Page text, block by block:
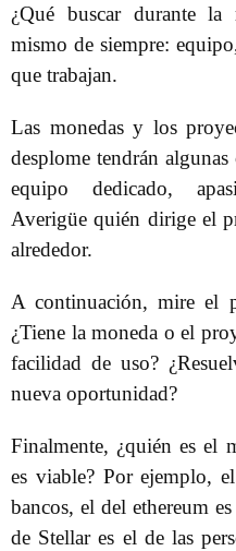
¿Qué buscar durante
mismo de siempre:
que trabajan.
Las monedas y los
desplome tendrán
equipo dedicado,
Averigüe quién dirige el
alrededor.
A continuación, mire el
¿Tiene la moneda o el
facilidad de uso?
nueva oportunidad?
Finalmente, ¿quién es el
es viable? Por ejemplo,
bancos, el del ethereum
de Stellar es el de las